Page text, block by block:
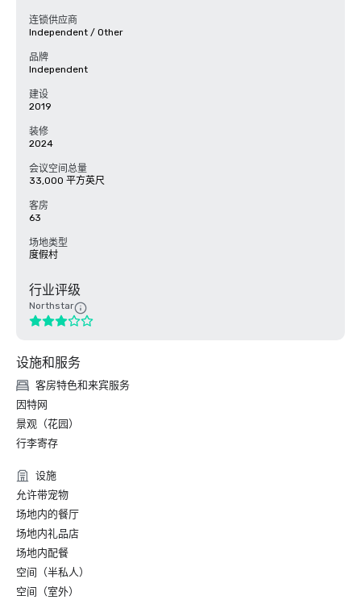
连锁供应商
Independent / Other
品牌
Independent
建设
2019
装修
2024
会议空间总量
33,000 平方英尺
客房
63
场地类型
度假村
行业评级
Northstar
设施和服务
客房特色和来宾服务
因特网
景观（花园）
行李寄存
设施
允许带宠物
场地内的餐厅
场地内礼品店
场地内配餐
空间（半私人）
空间（室外）